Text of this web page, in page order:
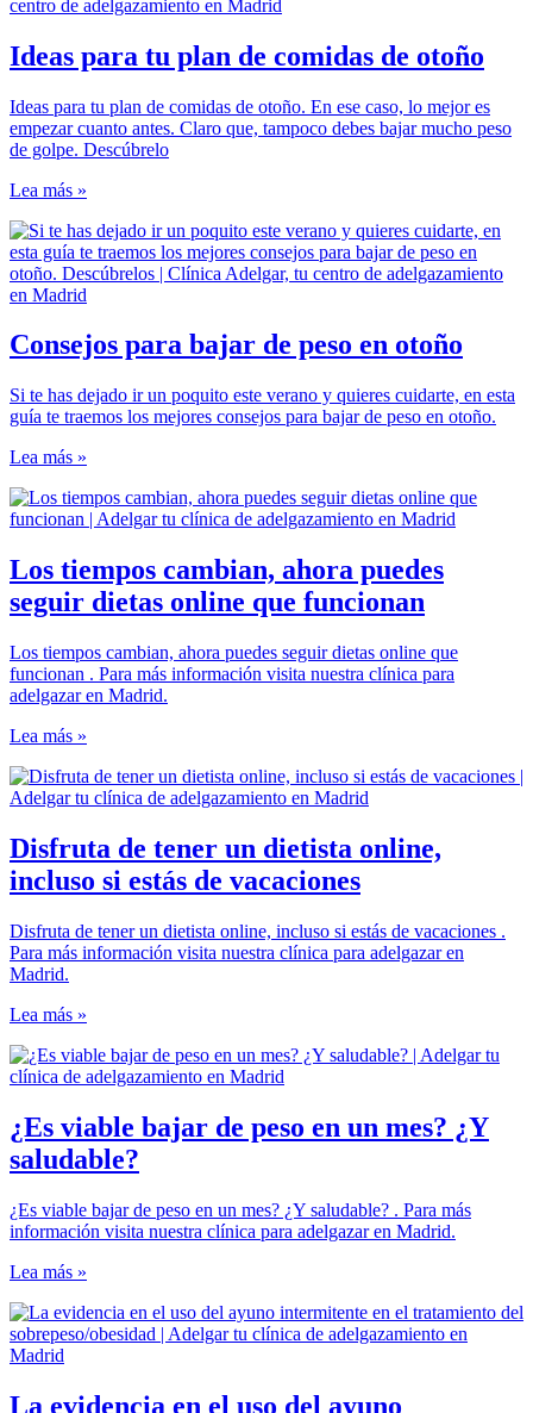
Ideas para tu plan de comidas de otoño
Ideas para tu plan de comidas de otoño. En ese caso, lo mejor es
empezar cuanto antes. Claro que, tampoco debes bajar mucho peso
de golpe. Descúbrelo
Lea más »
Consejos para bajar de peso en otoño
Si te has dejado ir un poquito este verano y quieres cuidarte, en esta
guía te traemos los mejores consejos para bajar de peso en otoño.
Lea más »
Los tiempos cambian, ahora puedes
seguir dietas online que funcionan
Los tiempos cambian, ahora puedes seguir dietas online que
funcionan . Para más información visita nuestra clínica para
adelgazar en Madrid.
Lea más »
Disfruta de tener un dietista online,
incluso si estás de vacaciones
Disfruta de tener un dietista online, incluso si estás de vacaciones .
Para más información visita nuestra clínica para adelgazar en
Madrid.
Lea más »
¿Es viable bajar de peso en un mes? ¿Y
saludable?
¿Es viable bajar de peso en un mes? ¿Y saludable? . Para más
información visita nuestra clínica para adelgazar en Madrid.
Lea más »
La evidencia en el uso del ayuno